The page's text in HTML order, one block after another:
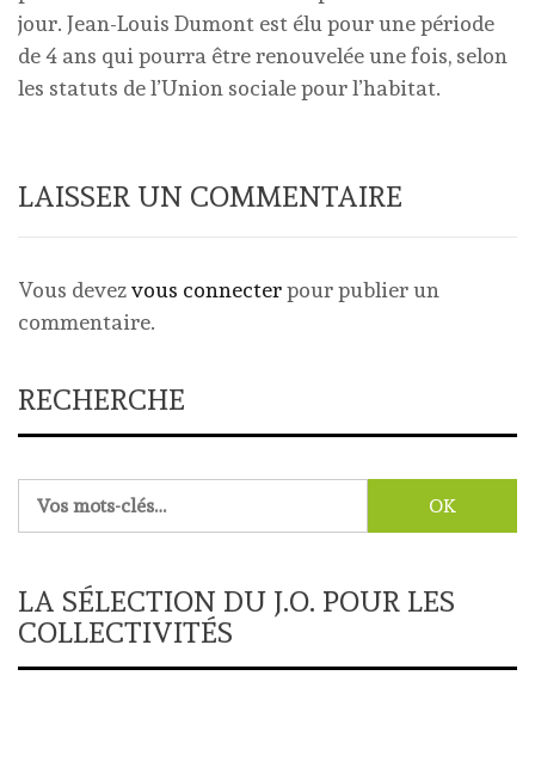
jour. Jean-Louis Dumont est élu pour une période
de 4 ans qui pourra être renouvelée une fois, selon
les statuts de l’Union sociale pour l’habitat.
LAISSER UN COMMENTAIRE
Vous devezvous connecterpour publier un
commentaire.
RECHERCHE
LA SÉLECTION DU J.O. POUR LES
COLLECTIVITÉS